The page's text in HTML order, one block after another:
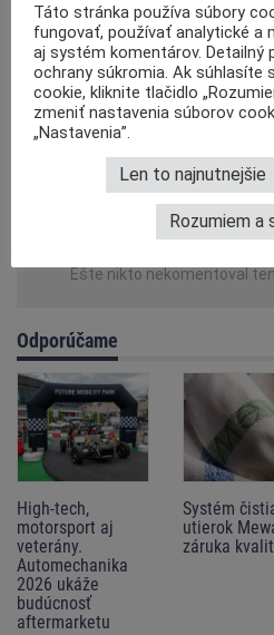
TAGY: SCHAEFFLER,SENZORY,VITESCO,
KOMENTÁRE
Pamätajte si, že na internete nie ste
MotoFocus EU nenesie zodpovednosť
Ešte nikto nekomentoval
Odporúčame
High-tech,
motorsport aj
veterány.
Automechanika
2026 ukáže
budúcnosť
aftermarketu
Systém
utierok
záruka
Táto stránka používa súbory
fungovať, používať analytické a
aj systém komentárov. Detailný
ochrany súkromia. Ak súhlasíte
cookie, kliknite tlačidlo
zmeniť nastavenia súborov
„Nastavenia”.
Len to najnutnejšie
Rozumiem a